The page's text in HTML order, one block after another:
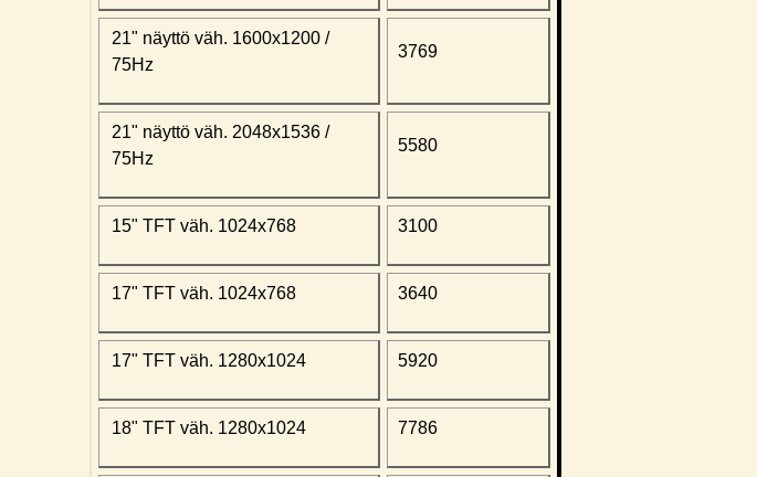
21" näyttö väh. 1600x1200 /
75Hz
3769
21" näyttö väh. 2048x1536 /
75Hz
5580
15" TFT väh. 1024x768 3100
17" TFT väh. 1024x768 3640
17" TFT väh. 1280x1024 5920
18" TFT väh. 1280x1024 7786